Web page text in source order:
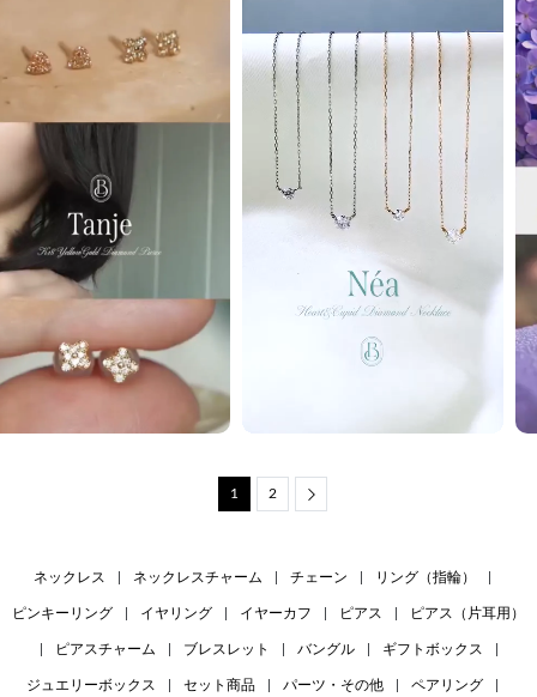
1 2
ネックレス ネックレスチャーム チェーン リング（指輪）
ピンキーリング イヤリング イヤーカフ ピアス ピアス（片耳用）
ピアスチャーム ブレスレット バングル ギフトボックス
ジュエリーボックス セット商品 パーツ・その他 ペアリング